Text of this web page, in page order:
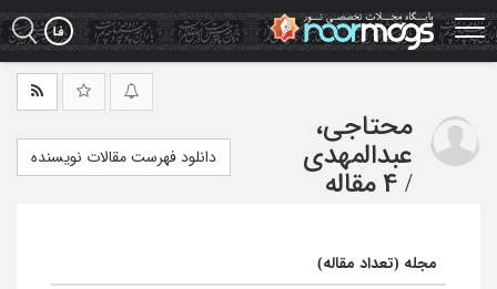
Skip
to
main
محتاجی،
عبدالمهدی
/ 4 مقاله
دانلود فهرست مقالات نویسنده
مجله (تعداد مقاله)